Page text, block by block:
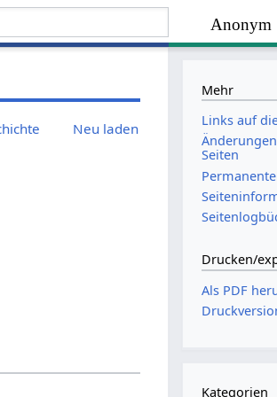
Anonym
Neu laden
Mehr
Links auf
Seiten
Drucken/­
Als PDF
Kategorien